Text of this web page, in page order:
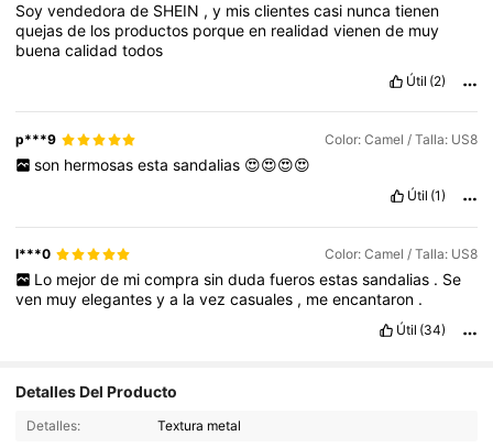
Soyvendedorade SHEIN ,y misclientescasi nuncatienen
quejasde los productos porqueen realidadvienende muy
buenacalidadtodos
Útil (2)
p***9 Color: Camel / Talla: US8
son hermosas esta sandalias 😍😍😍😍
Útil (1)
l***0 Color: Camel / Talla: US8
Lo mejor de mi compra sin duda fueros estas sandalias . Se
ven muyelegantesya lavezcasuales , meencantaron .
Útil (34)
Detalles Del Producto
Detalles: Textura metal
4,90 772K Seguidores